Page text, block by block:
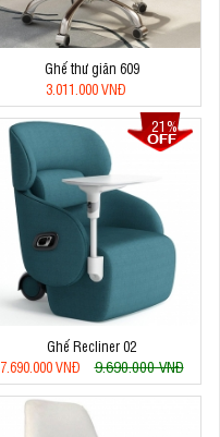
Ghế thư giãn 609
3.011.000 VNĐ
21%
Ghế Recliner 02
7.690.000 VNĐ
9.690.000 VNĐ